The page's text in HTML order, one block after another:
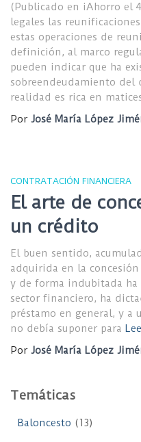
(Publicado en iAhorro el
legales las
estas operaciones de
definición, al marco
pueden indicar que ha
sobreendeudamiento del
realidad es rica en
Por José María López
CONTRATACIÓN FINANCIERA
El arte de
un crédito
El buen sentido,
adquirida en la
y de forma indubitada
sector financiero, ha
préstamo en general, y a
no debía suponer para
Por José María López
Temáticas
Baloncesto (13)